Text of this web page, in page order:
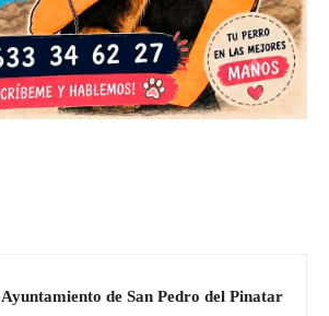
Ayuntamiento de San Pedro del Pinatar